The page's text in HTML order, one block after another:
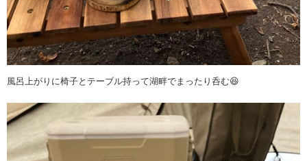
風呂上がりに椅子とテーブル持って湖畔でまったり呑む😆